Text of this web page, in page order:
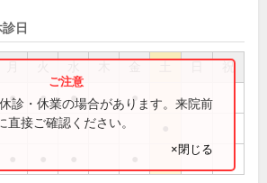
日
祝
● ● ● ●
診・休業の場合があります。来院前
直接ご確認ください。
×閉じる